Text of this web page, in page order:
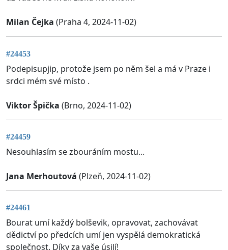
Milan Čejka (Praha 4, 2024-11-02)
#24453
Podepisupjip, protože jsem po něm šel a má v Praze i
srdci mém své místo .
Viktor Špička (Brno, 2024-11-02)
#24459
Nesouhlasím se zbouráním mostu...
Jana Merhoutová (Plzeň, 2024-11-02)
#24461
Bourat umí každý bolševik, opravovat, zachovávat
dědictví po předcích umí jen vyspělá demokratická
společnost. Díky za vaše úsilí!